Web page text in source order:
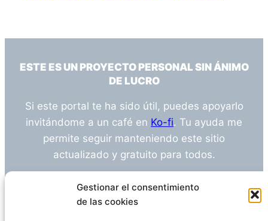
Gestionar el consentimiento
de las cookies
ESTE ES UN PROYECTO PERSONAL SIN ÁNIMO
DE LUCRO
Si este portal te ha sido útil, puedes apoyarlo
invitándome a un café en Ko-fi. Tu ayuda me
permite seguir manteniendo este sitio
actualizado y gratuito para todos.
¿Tienes alguna duda o sugerencia? Escríbeme
info@empleosanitarioinvestigacion.es